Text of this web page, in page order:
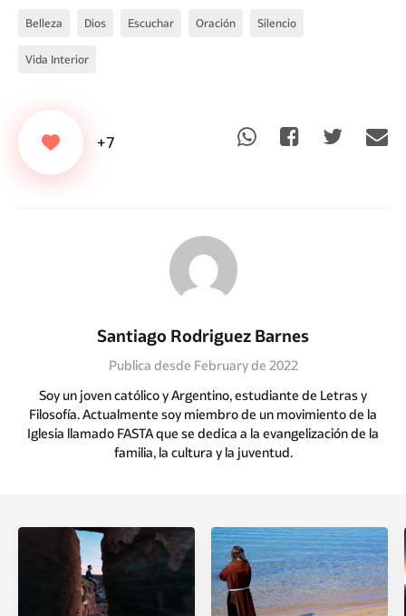
Belleza Dios Escuchar Oración Silencio
Vida Interior
+7
Santiago Rodriguez Barnes
Publica desde February de 2022
Soy un joven católico y Argentino, estudiante de Letras y
Filosofía. Actualmente soy miembro de un movimiento de la
Iglesia llamado FASTA que se dedica a la evangelización de la
familia, la cultura y la juventud.